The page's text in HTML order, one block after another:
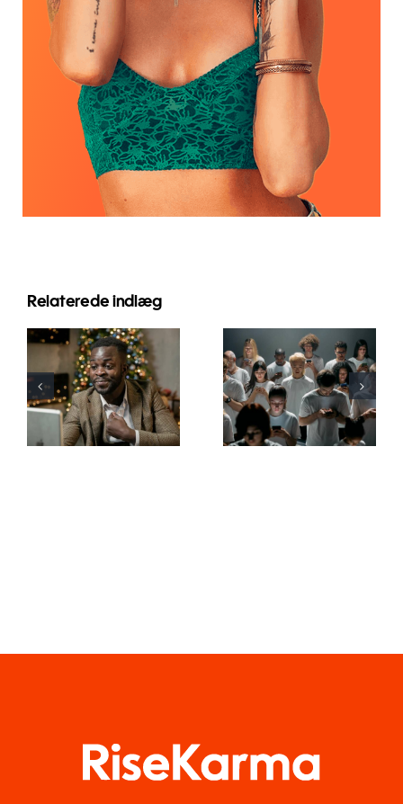
Relaterede indlæg
Sådan
skjuler du
følgere på
LinkedIn for
at bevare
Tips til at
designe
flotte
Facebook-
annoncer,
der